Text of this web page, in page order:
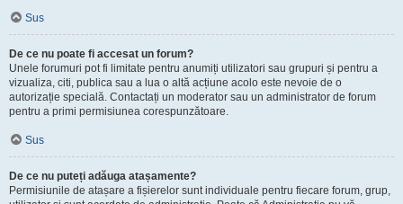
Sus
De ce nu poate fi accesat un forum?
Unele forumuri pot fi limitate pentru anumiți utilizatori sau grupuri și pentru a
vizualiza, citi, publica sau a lua o altă acțiune acolo este nevoie de o
autorizație specială. Contactați un moderator sau un administrator de forum
pentru a primi permisiunea corespunzătoare.
Sus
De ce nu puteți adăuga atașamente?
Permisiunile de atașare a fișierelor sunt individuale pentru fiecare forum, grup,